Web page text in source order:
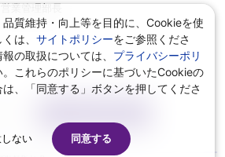
業管理部長
質維持・向上等を目的に、Cookieを使
くは、サイトポリシーをご参照くださ
の取扱については、 プライバシーポリ
これらのポリシーに基づいたCookieの
、「同意する」ボタンを押してくださ
しない 同意する